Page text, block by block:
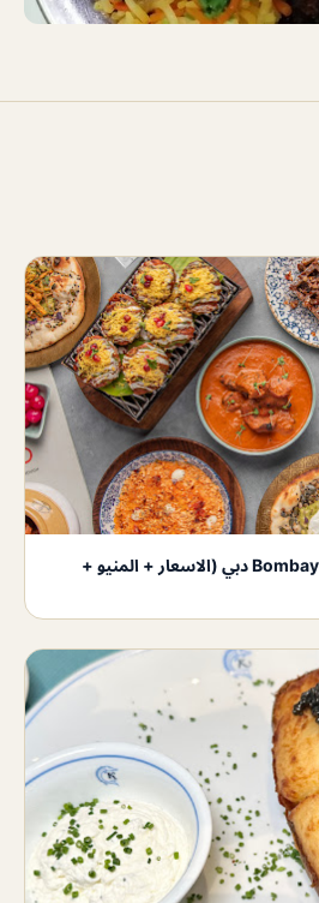
مطعم Bombay Borough Dubai دبي (الاسعار + المنيو +